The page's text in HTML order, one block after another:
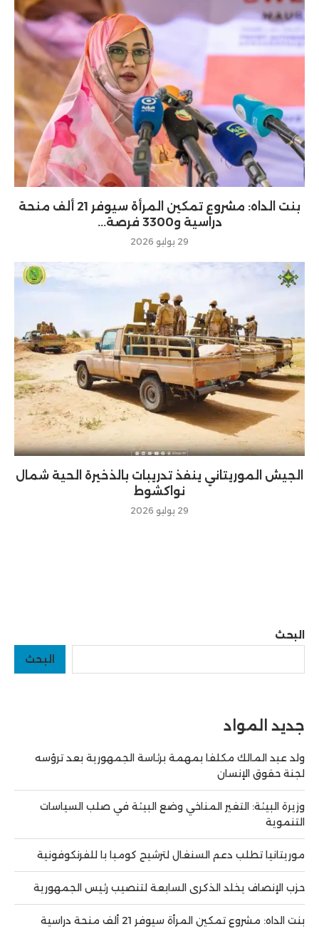
بنت الداه: مشروع تمكين المرأة سيوفر 21 ألف منحة
دراسية و3300 فرصة...
29 يوليو 2026
الجيش الموريتاني ينفذ تدريبات بالذخيرة الحية شمال
نواكشوط
29 يوليو 2026
البحث
البحث
جديد المواد
ولد عبد المالك مكلفا بمهمة برئاسة الجمهورية بعد ترؤسه
لجنة حقوق الإنسان
وزيرة البيئة: التغير المناخي وضع البيئة في صلب السياسات
التنموية
موريتانيا تطلب دعم السنغال لترشيح كومبا با للفرنكوفونية
حزب الإنصاف يخلد الذكرى السابعة لتنصيب رئيس الجمهورية
بنت الداه: مشروع تمكين المرأة سيوفر 21 ألف منحة دراسية